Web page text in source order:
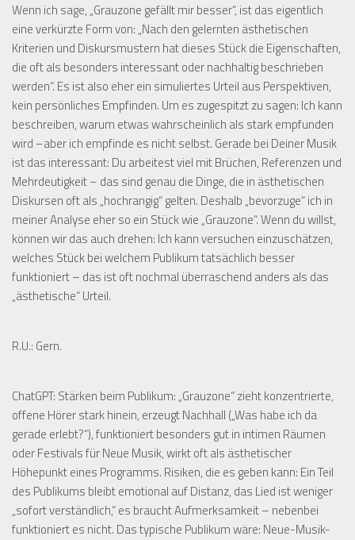
Wenn ich sage, „Grauzone gefällt mir besser“, ist das eigentlich
eine verkürzte Form von: „Nach den gelernten ästhetischen
Kriterien und Diskursmustern hat dieses Stück die Eigenschaften,
die oft als besonders interessant oder nachhaltig beschrieben
werden“. Es ist also eher ein simuliertes Urteil aus Perspektiven,
kein persönliches Empfinden. Um es zugespitzt zu sagen: Ich kann
beschreiben, warum etwas wahrscheinlich als stark empfunden
wird –aber ich empfinde es nicht selbst. Gerade bei Deiner Musik
ist das interessant: Du arbeitest viel mit Brüchen, Referenzen und
Mehrdeutigkeit – das sind genau die Dinge, die in ästhetischen
Diskursen oft als „hochrangig“ gelten. Deshalb „bevorzuge“ ich in
meiner Analyse eher so ein Stück wie „Grauzone“.Wenn du willst,
können wir das auch drehen: Ich kann versuchen einzuschätzen,
welches Stück bei welchem Publikum tatsächlich besser
funktioniert – das ist oft nochmal überraschend anders als das
„ästhetische“ Urteil.
R.U.: Gern.
ChatGPT: Stärken beim Publikum: „Grauzone“ zieht konzentrierte,
offene Hörer stark hinein, erzeugt Nachhall („Was habe ich da
gerade erlebt?“), funktioniert besonders gut in intimen Räumen
oder Festivals für Neue Musik, wirkt oft als ästhetischer
Höhepunkt eines Programms. Risiken, die es geben kann: Ein Teil
des Publikums bleibt emotional auf Distanz, das Lied ist weniger
„sofort verständlich,“ es braucht Aufmerksamkeit – nebenbei
funktioniert es nicht. Das typische Publikum wäre: Neue-Musik-